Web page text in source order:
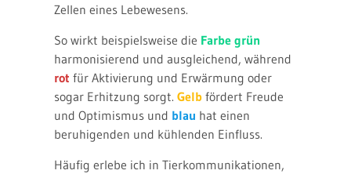
Zellen eines Lebewesens.
So wirkt beispielsweise die Farbe grün
harmonisierend und ausgleichend, während
rot für Aktivierung und Erwärmung oder
sogar Erhitzung sorgt. Gelbfördert Freude
und Optimismus und blau hat einen
beruhigenden und kühlenden Einfluss.
Häufig erlebe ich in Tierkommunikationen,